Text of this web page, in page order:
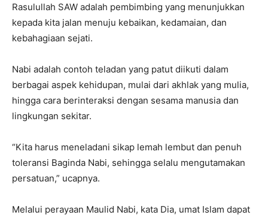
Rasulullah SAW adalah pembimbing yang menunjukkan
kepada kita jalan menuju kebaikan, kedamaian, dan
kebahagiaan sejati.
Nabi adalah contoh teladan yang patut diikuti dalam
berbagai aspek kehidupan, mulai dari akhlak yang mulia,
hingga cara berinteraksi dengan sesama manusia dan
lingkungan sekitar.
“Kita harus meneladani sikap lemah lembut dan penuh
toleransi Baginda Nabi, sehingga selalu mengutamakan
persatuan,” ucapnya.
Melalui perayaan Maulid Nabi, kata Dia, umat Islam dapat